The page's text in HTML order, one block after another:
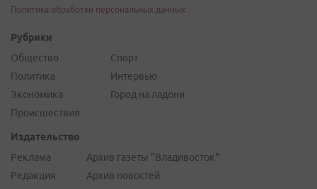
Политика обработки персональных данных
Рубрики
Общество
Политика
Экономика
Происшествия
Спорт
Интервью
Город на ладони
Издательство
Реклама
Редакция
Архив газеты "Владивосток"
Архив новостей